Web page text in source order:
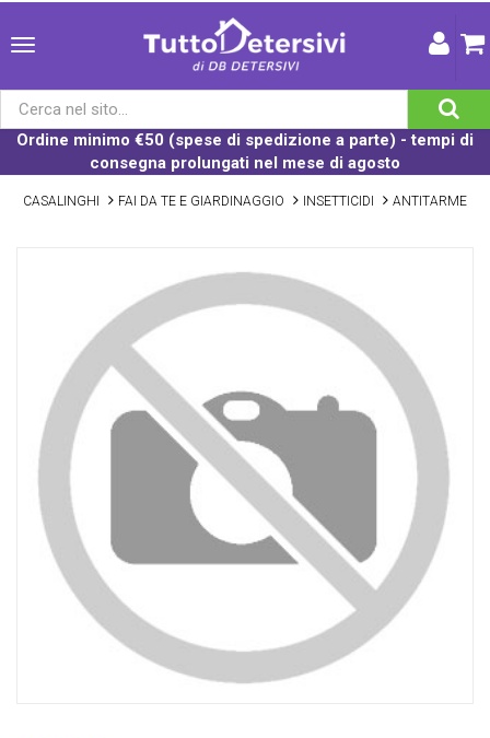
Ordine minimo €50 (spese di spedizione a parte) - tempi di
consegna prolungati nel mese di agosto
CASALINGHI FAI DA TE E GIARDINAGGIO INSETTICIDI ANTITARME